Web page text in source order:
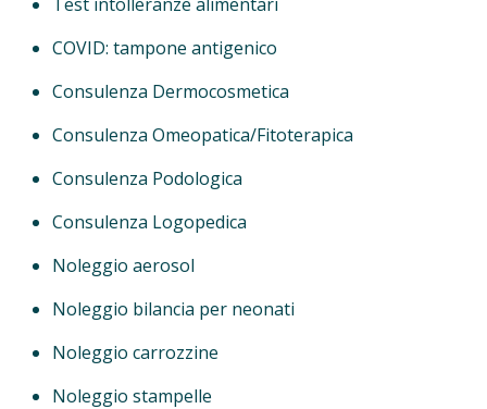
COVID: tampone antigenico
Consulenza Dermocosmetica
Consulenza Omeopatica/Fitoterapica
Consulenza Podologica
Consulenza Logopedica
Noleggio aerosol
Noleggio bilancia per neonati
Noleggio carrozzine
Noleggio stampelle